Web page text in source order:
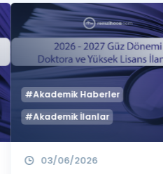
#Akademik Haberler
#Akademik İlanlar
03/06/2026